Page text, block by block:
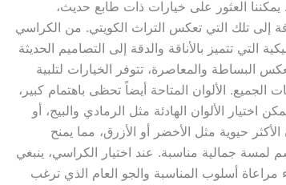
يمكننا العثور على خيارات ذات طابع حديث،
إلى تلك التي تعكس التراث الكويتي. من الكراسي
التي تتميز بالأناقة والدقة إلى التصاميم الحديثة
البساطة والمعاصرة، تتوفر الخيارات لتلبية
الجميع. الألوان المتاحة أيضاً تحظى باهتمام كبير،
اختيار الألوان الهادئة مثل الرمادي والبيج، أو
الأكثر حيوية مثل الأخضر أو الأزرق، مما يمنح
لمسة جمالية مناسبة. عند اختيار الكراسي، ينبغي
مراعاة أسلوب المناسبة والجو العام الذي ترغب